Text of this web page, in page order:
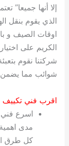
إلا أنها جميعا”
الذي يقوم بنقل
اوقات الصيف و
الكريم على
شركتنا نقوم
شوائب مما يضمن
اقرب فني
اسرع
مدى
كل طرق